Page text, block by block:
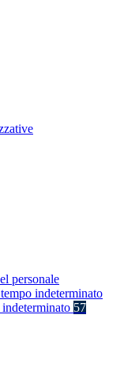
personale
indeterminato
57